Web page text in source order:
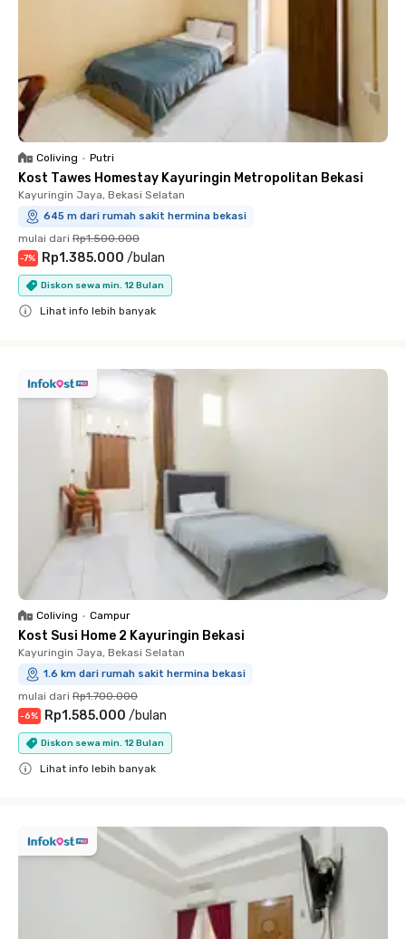
Coliving • Putri
Kost Tawes Homestay Kayuringin Metropolitan Bekasi
Kayuringin Jaya, Bekasi Selatan
645 m dari rumah sakit hermina bekasi
mulai dari Rp1.500.000
-7% Rp1.385.000 /bulan
Diskon sewa min. 12 Bulan
Lihat info lebih banyak
Coliving • Campur
Kost Susi Home 2 Kayuringin Bekasi
Kayuringin Jaya, Bekasi Selatan
1.6 km dari rumah sakit hermina bekasi
mulai dari Rp1.700.000
-6% Rp1.585.000 /bulan
Diskon sewa min. 12 Bulan
Lihat info lebih banyak